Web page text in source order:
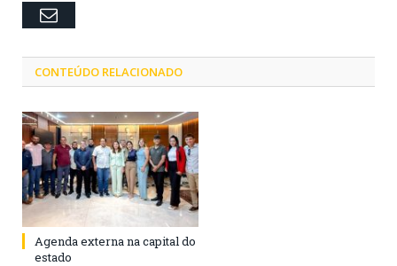
Email
CONTEÚDO RELACIONADO
Agenda externa na capital do
estado